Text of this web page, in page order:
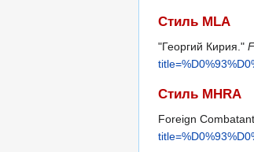
Стиль MLA
"Георгий Кирия."
Стиль MHRA
Foreign